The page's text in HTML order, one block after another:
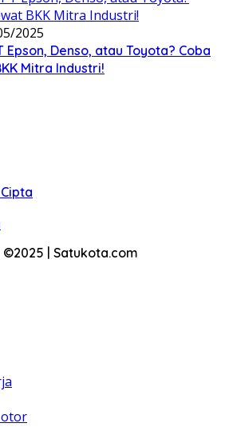
2025
Epson, Denso, atau Toyota? Coba
Mitra Industri!
| Satukota.com